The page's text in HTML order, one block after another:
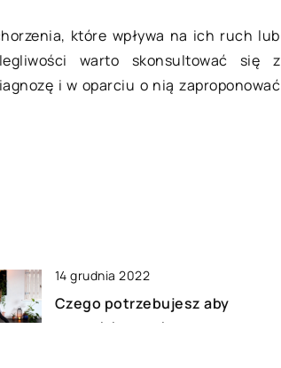
które wpływa na ich ruch lub
warto skonsultować się z
i w oparciu o nią zaproponować
14 grudnia 2022
Czego potrzebujesz aby
zacząć ćwiczyć jogę?